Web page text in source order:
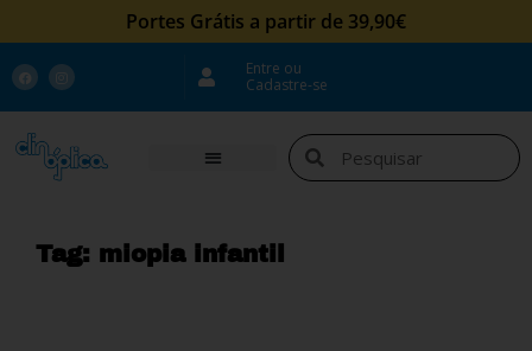
Portes Grátis a partir de 39,90€
Entre ou
Cadastre-se
Tag: miopia infantil